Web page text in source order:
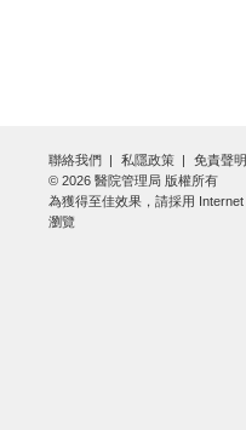
聯絡我們 私隱政策 免責聲明
© 2026 醫院管理局 版權所有
為獲得至佳效果，請採用
瀏覽